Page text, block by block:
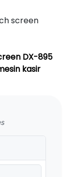
screen
DX-895
kasir